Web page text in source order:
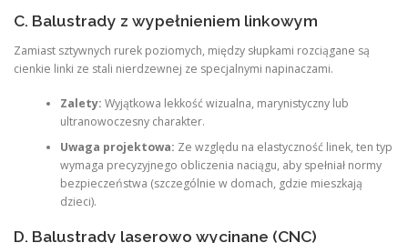
C. Balustrady z wypełnieniem linkowym
Zamiast sztywnych rurek poziomych, między słupkami rozciągane są
cienkie linki ze stali nierdzewnej ze specjalnymi napinaczami.
Zalety: Wyjątkowa lekkość wizualna, marynistyczny lub
ultranowoczesny charakter.
Uwaga projektowa: Ze względu na elastyczność linek, ten typ
wymaga precyzyjnego obliczenia naciągu, aby spełniał normy
bezpieczeństwa (szczególnie w domach, gdzie mieszkają
dzieci).
D. Balustrady laserowo wycinane (CNC)